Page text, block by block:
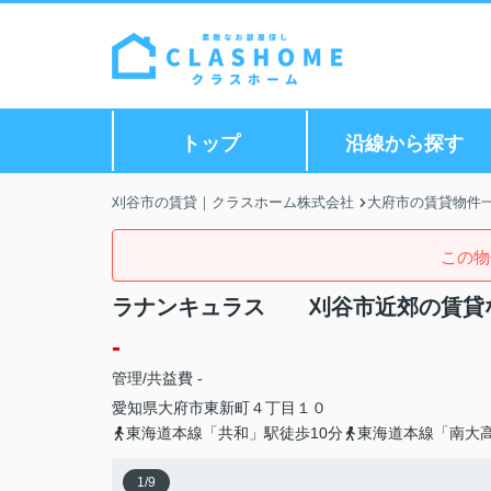
トップ 沿線から探す
刈谷市の賃貸｜クラスホーム株式会社 大府市の賃貸物件
この
ラナンキュラス 刈谷市近郊の賃貸
-
管理/共益費 -
愛知県大府市東新町４丁目１０
東海道本線「共和」駅徒歩10分
東海道本線「南大
1/9